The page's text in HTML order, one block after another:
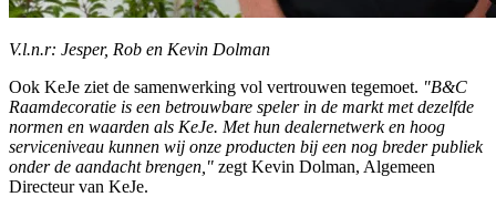
V.l.n.r: Jesper, Rob en Kevin Dolman
Ook KeJe ziet de samenwerking vol vertrouwen tegemoet. "B&C
Raamdecoratie is een betrouwbare speler in de markt met dezelfde
normen en waarden als KeJe. Met hun dealernetwerk en hoog
serviceniveau kunnen wij onze producten bij een nog breder publiek
onder de aandacht brengen," zegt Kevin Dolman, Algemeen
Directeur van KeJe.